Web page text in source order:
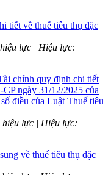
tiết về thuế tiêu thụ đặc
lực | Hiệu lực:
chính quy định chi tiết
ngày 31/12/2025 của
điều của Luật Thuế tiêu
hiệu lực | Hiệu lực:
về thuế tiêu thụ đặc